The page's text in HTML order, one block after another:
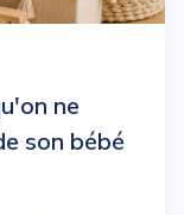
ne
son bébé